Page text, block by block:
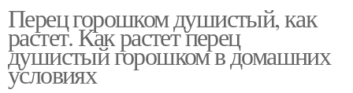
Перец горошком душистый, как
растет. Как растет перец
душистый горошком в домашних
условиях